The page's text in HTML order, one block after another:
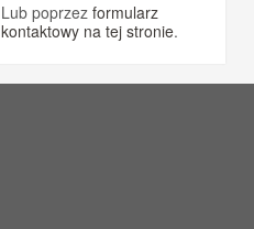
Lub poprzez formularz
kontaktowy na tej stronie.